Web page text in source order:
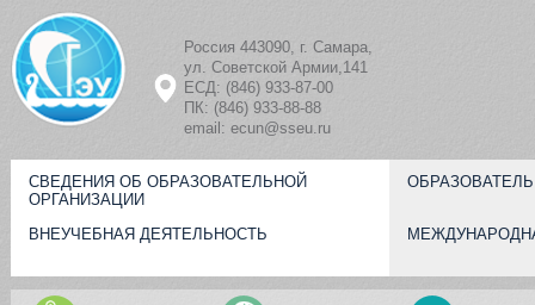
Перейти к основному содержанию
Россия 443090, г. Самара,
ул. Советской Армии,141
ЕСД: (846) 933-87-00
ПК: (846) 933-88-88
email: ecun@sseu.ru
СВЕДЕНИЯ ОБ ОБРАЗОВАТЕЛЬНОЙ
ОРГАНИЗАЦИИ
ВНЕУЧЕБНАЯ ДЕЯТЕЛЬНОСТЬ